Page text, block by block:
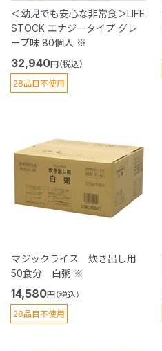
＜幼児でも安心な非常食＞LIFE
STOCK エナジータイプ グレ
ープ味 80個入 ※
32,940円（税込）
28品目不使用
マジックライス 炊き出し用
50食分 白粥 ※
14,580円（税込）
28品目不使用